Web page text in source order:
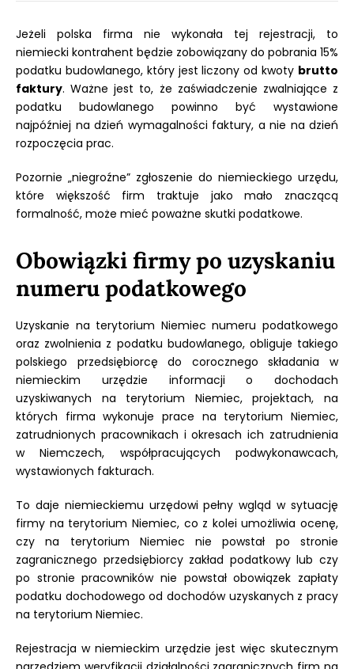
Jeżeli polska firma nie wykonała tej rejestracji, to
niemiecki kontrahent będzie zobowiązany do pobrania 15%
podatku budowlanego, który jest liczony od kwoty brutto
faktury. Ważne jest to, że zaświadczenie zwalniające z
podatku budowlanego powinno być wystawione
najpóźniej na dzień wymagalności faktury, a nie na dzień
rozpoczęcia prac.
Pozornie „niegroźne” zgłoszenie do niemieckiego urzędu,
które większość firm traktuje jako mało znaczącą
formalność, może mieć poważne skutki podatkowe.
Obowiązki firmy po uzyskaniu
numeru podatkowego
Uzyskanie na terytorium Niemiec numeru podatkowego
oraz zwolnienia z podatku budowlanego, obliguje takiego
polskiego przedsiębiorcę do corocznego składania w
niemieckim urzędzie informacji o dochodach
uzyskiwanych na terytorium Niemiec, projektach, na
których firma wykonuje prace na terytorium Niemiec,
zatrudnionych pracownikach i okresach ich zatrudnienia
w Niemczech, współpracujących podwykonawcach,
wystawionych fakturach.
To daje niemieckiemu urzędowi pełny wgląd w sytuację
firmy na terytorium Niemiec, co z kolei umożliwia ocenę,
czy na terytorium Niemiec nie powstał po stronie
zagranicznego przedsiębiorcy zakład podatkowy lub czy
po stronie pracowników nie powstał obowiązek zapłaty
podatku dochodowego od dochodów uzyskanych z pracy
na terytorium Niemiec.
Rejestracja w niemieckim urzędzie jest więc skutecznym